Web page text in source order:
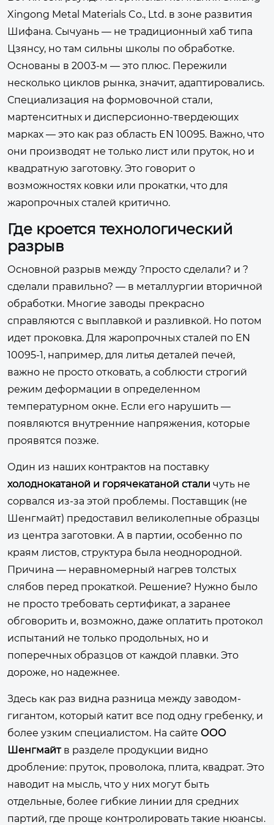
Xingong Metal Materials Co., Ltd. в зоне развития
Шифана. Сычуань — не традиционный хаб типа
Цзянсу, но там сильны школы по обработке.
Основаны в 2003-м — это плюс. Пережили
несколько циклов рынка, значит, адаптировались.
Специализация на формовочной стали,
мартенситных и дисперсионно-твердеющих
марках — это как раз область EN 10095. Важно, что
они производят не только лист или пруток, но и
квадратную заготовку. Это говорит о
возможностях ковки или прокатки, что для
жаропрочных сталей критично.
Где кроется технологический
разрыв
Основной разрыв между ?просто сделали? и ?
сделали правильно? — в металлургии вторичной
обработки. Многие заводы прекрасно
справляются с выплавкой и разливкой. Но потом
идет проковка. Для жаропрочных сталей по EN
10095-1, например, для литья деталей печей,
важно не просто отковать, а соблюсти строгий
режим деформации в определенном
температурном окне. Если его нарушить —
появляются внутренние напряжения, которые
проявятся позже.
Один из наших контрактов на поставку
холоднокатаной и горячекатаной стали чуть не
сорвался из-за этой проблемы. Поставщик (не
Шенгмайт) предоставил великолепные образцы
из центра заготовки. А в партии, особенно по
краям листов, структура была неоднородной.
Причина — неравномерный нагрев толстых
слябов перед прокаткой. Решение? Нужно было
не просто требовать сертификат, а заранее
обговорить и, возможно, даже оплатить протокол
испытаний не только продольных, но и
поперечных образцов от каждой плавки. Это
дороже, но надежнее.
Здесь как раз видна разница между заводом-
гигантом, который катит все под одну гребенку, и
более узким специалистом. На сайте ООО
Шенгмайтв разделе продукции видно
дробление: пруток, проволока, плита, квадрат. Это
наводит на мысль, что у них могут быть
отдельные, более гибкие линии для средних
партий, где проще контролировать такие нюансы.